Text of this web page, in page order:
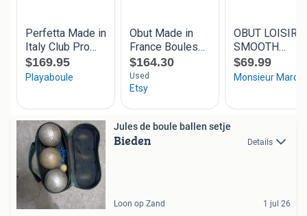
Jules de boule ballen setje
Bieden Details
Loon op Zand 1 jul 26